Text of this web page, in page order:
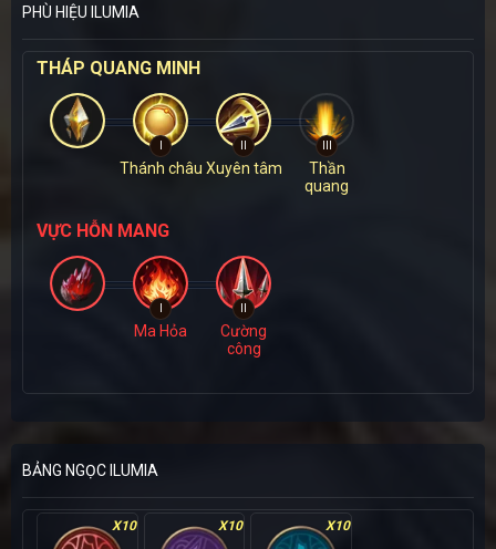
PHÙ HIỆU ILUMIA
THÁP QUANG MINH
Thánh châu Xuyên tâm
Thần
quang
VỰC HỖN MANG
Ma Hỏa
Cường
công
BẢNG NGỌC ILUMIA
X10 X10 X10